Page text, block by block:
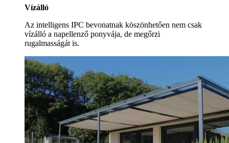
Vízálló
Az intelligens IPC bevonatnak köszönhetően nem csak
vízálló a napellenző ponyvája, de megőrzi
rugalmasságát is.